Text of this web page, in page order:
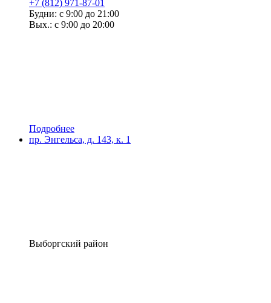
+7 (812) 971-87-01
Будни: с 9:00 до 21:00
Вых.: с 9:00 до 20:00
Подробнее
пр. Энгельса, д. 143, к. 1
Выборгский район